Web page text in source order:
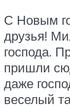
С Новым
друзья!
господа.
пришли
даже
веселый